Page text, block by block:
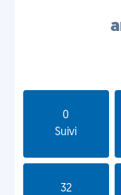
0
Suivi
32